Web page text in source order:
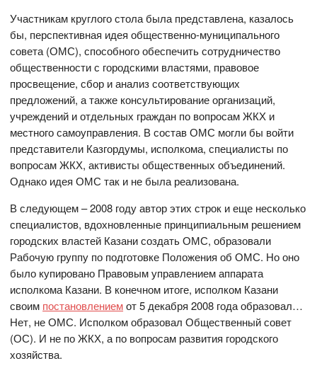
Участникам круглого стола была представлена, казалось
бы, перспективная идея общественно-муниципального
совета (ОМС), способного обеспечить сотрудничество
общественности с городскими властями, правовое
просвещение, сбор и анализ соответствующих
предложений, а также консультирование организаций,
учреждений и отдельных граждан по вопросам ЖКХ и
местного самоуправления. В состав ОМС могли бы войти
представители Казгордумы, исполкома, специалисты по
вопросам ЖКХ, активисты общественных объединений.
Однако идея ОМС так и не была реализована.
В следующем – 2008 году автор этих строк и еще несколько
специалистов, вдохновленные принципиальным решением
городских властей Казани создать ОМС, образовали
Рабочую группу по подготовке Положения об ОМС. Но оно
было купировано Правовым управлением аппарата
исполкома Казани. В конечном итоге, исполком Казани
своим постановлениемот 5 декабря 2008 года образовал…
Нет, не ОМС. Исполком образовал Общественный совет
(ОС). И не по ЖКХ, а по вопросам развития городского
хозяйства.